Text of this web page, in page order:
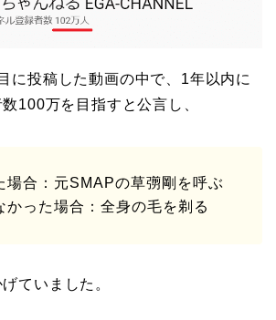
に投稿した動画の中で、1年以内に
100万を目指すと公言し、
場合：元SMAPの草彅剛を呼ぶ
かった場合：全身の毛を剃る
ていました。